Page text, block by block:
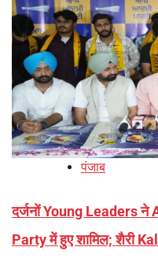
पंजाब
दर्जनों Young Leaders
Party में हुए शामिल; शैरी